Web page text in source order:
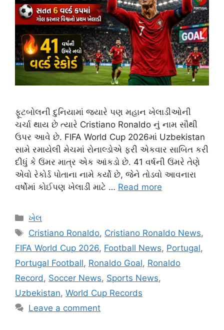
ફૂટબોલની દુનિયામાં જ્યારે પણ મહાન ખેલાડીઓની
ચર્ચા થાય છે ત્યારે Cristiano Ronaldo નું નામ સૌથી
ઉપર આવે છે. FIFA World Cup 2026માં Uzbekistan
સામે રમાયેલી મેચમાં રોનાલ્ડોએ ફરી એકવાર સાબિત કરી
દીધું કે ઉંમર માત્ર એક આંકડો છે. 41 વર્ષની ઉંમરે તેણે
એવો રેકોર્ડ પોતાના નામે કર્યો છે, જેને તોડવો આવનારા
વર્ષોમાં કોઈપણ ખેલાડી માટે … Read more
Categories
ખેલ
Tags
Cristiano Ronaldo, Cristiano Ronaldo News,
FIFA World Cup 2026, Football News, Portugal,
Portugal Football, Ronaldo Goal, Ronaldo
Record, Soccer News, Sports News,
Uzbekistan, World Cup Records
Leave a comment